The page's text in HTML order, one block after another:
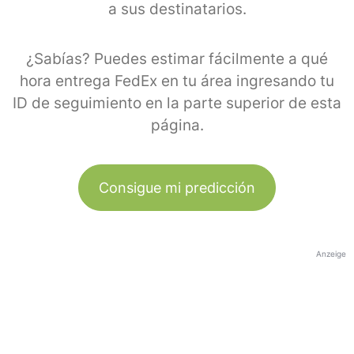
a sus destinatarios.
¿Sabías? Puedes estimar fácilmente a qué
hora entrega FedEx en tu área ingresando tu
ID de seguimiento en la parte superior de esta
página.
Consigue mi predicción
Anzeige